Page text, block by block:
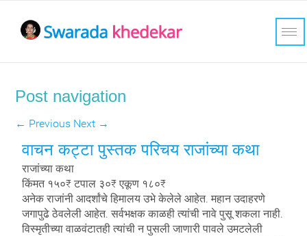
Post navigation
← Previous Next →
वाचन कट्टा पुस्तक परिचय राजांच्या कथा
राजांच्या कथा
किंमत १५०₹ टपाल ३०₹ एकूण १८०₹
अनेक राजांनी आदर्शांचे हिमालय उभे केलेले आहेत. महान उदाहरणे
जगापुढे ठेवलेली आहेत. सर्वभक्षक काळही त्यांची नावे पुसू शकला नाही.
विस्मृतीच्या वाळवंटातही त्यांची न पुसली जाणारी पावले उमटलेली